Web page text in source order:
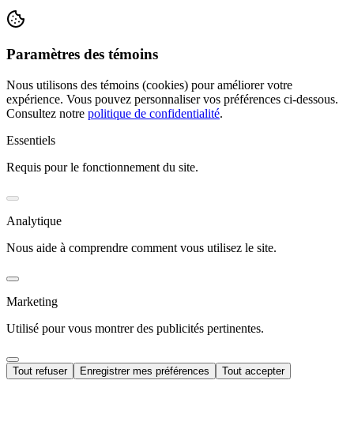
Paramètres des témoins
Nous utilisons des témoins (cookies) pour améliorer votre
expérience. Vous pouvez personnaliser vos préférences ci-dessous.
Consultez notre politique de confidentialité.
Essentiels
Requis pour le fonctionnement du site.
Analytique
Nous aide à comprendre comment vous utilisez le site.
Marketing
Utilisé pour vous montrer des publicités pertinentes.
Tout refuser Enregistrer mes préférences Tout accepter